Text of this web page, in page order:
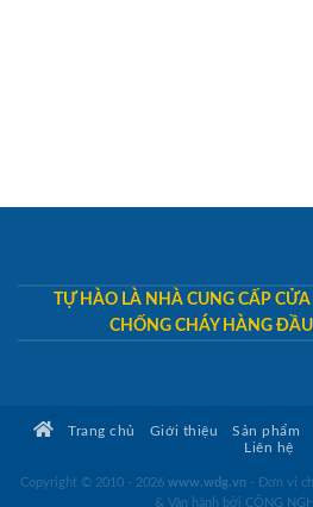
TỰ HÀO LÀ NHÀ CUNG CẤP
CHỐNG CHÁY HÀNG
Trang chủ Giới thiệu Sản phẩm
Liên hệ
Copyright © 2010 - 2026 www.wdg.vn - Đơn vị
& Vận hành bởi CÔNG